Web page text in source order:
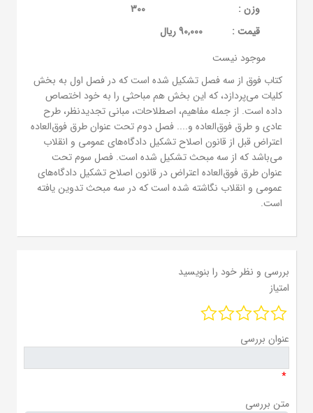
وزن :
300
قيمت :
90,000 ریال
موجود نیست
کتاب فوق از سه فصل تشکیل شده است که در فصل اول به بخش
کلیات می‌پردازد، که این بخش هم مباحثی را به خود اختصاص
داده است. از جمله مفاهیم، اصطلاحات، مبانی تجدیدنظر، طرح
عادی و طرق فوق‌العاده و.... فصل دوم تحت عنوان طرق فوق‌العاده
اعتراض قبل از قانون اصلاح تشکیل دادگاه‌های عمومی و انقلاب
می‌باشد که از سه مبحث تشکیل شده است. فصل سوم تحت
عنوان طرق فوق‌العاده اعتراض در قانون اصلاح تشکیل دادگاه‌های
عمومی و انقلاب نگاشته شده است که در سه مبحث تدوین یافته
است.
بررسی و نظر خود را بنویسید
امتیاز
عنوان بررسی
*
متن بررسی